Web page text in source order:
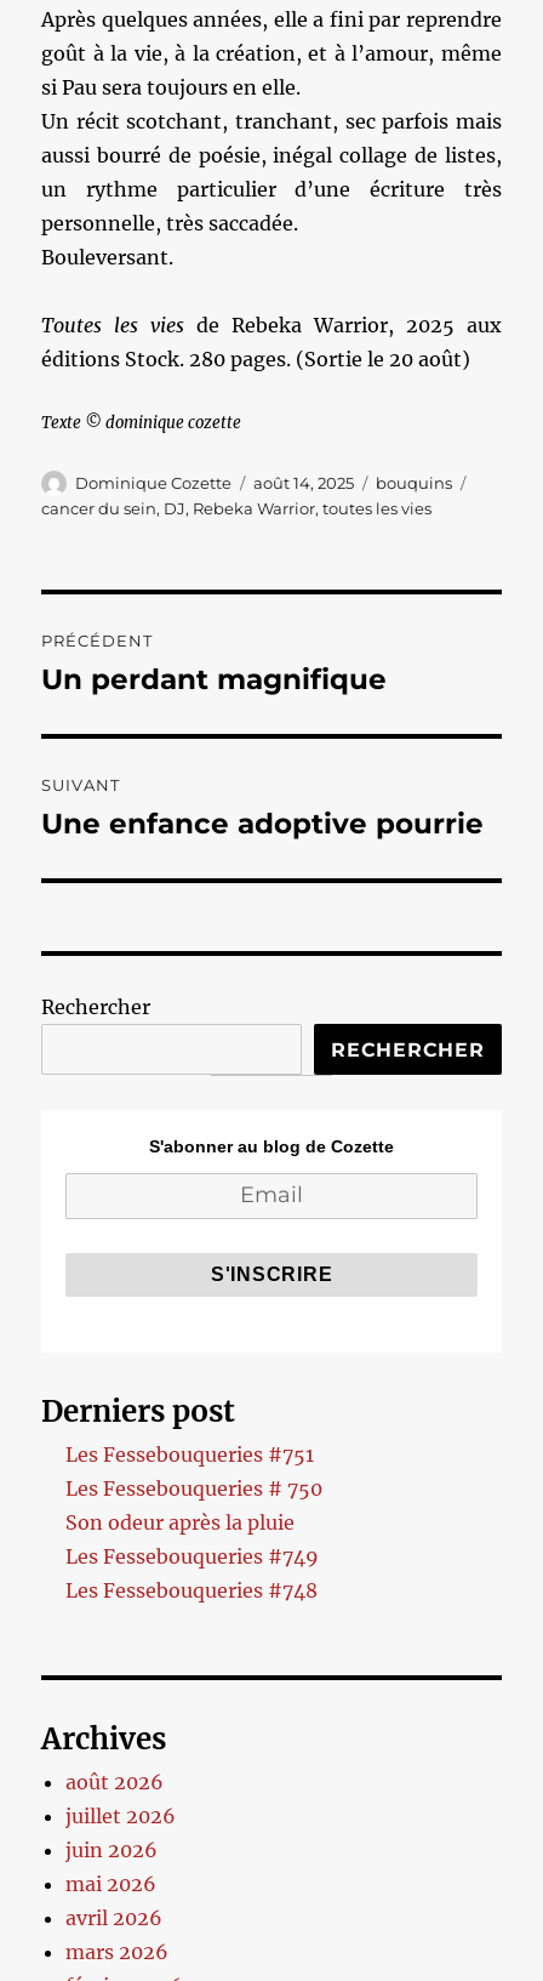
Après quelques années, elle a fini par reprendre
goût à la vie, à la création, et à l’amour, même
si Pau sera toujours en elle.
Un récit scotchant, tranchant, sec parfois mais
aussi bourré de poésie, inégal collage de listes,
un rythme particulier d’une écriture très
personnelle, très saccadée.
Bouleversant.
Toutes les vies de Rebeka Warrior, 2025 aux
éditions Stock. 280 pages. (Sortie le 20 août)
Texte © dominique cozette
Auteur
Dominique Cozette
Publié
le
août 14, 2025 Catégories
bouquins
cancer du sein, DJ, Rebeka Warrior,toutes les vies
de
PRÉCÉDENT
Publication
Un perdant magnifique
SUIVANT
Publication
Une enfance adoptive pourrie
Rechercher
RECHERCHER
S'abonner au blog de Cozette
Derniers post
Les Fessebouqueries #751
Les Fessebouqueries # 750
Son odeur après la pluie
Les Fessebouqueries #749
Les Fessebouqueries #748
Archives
août 2026
juillet 2026
juin 2026
mai 2026
avril 2026
mars 2026